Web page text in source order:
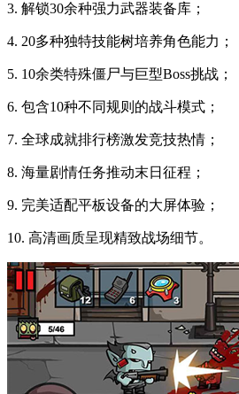
3. 解锁30余种强力武器装备库；
4. 20多种独特技能树培养角色能力；
5. 10余类特殊僵尸与巨型Boss挑战；
6. 包含10种不同规则的战斗模式；
7. 全球成就排行榜激发竞技热情；
8. 海量剧情任务推动末日征程；
9. 完美适配平板设备的大屏体验；
10. 高清画质呈现精致战场细节。